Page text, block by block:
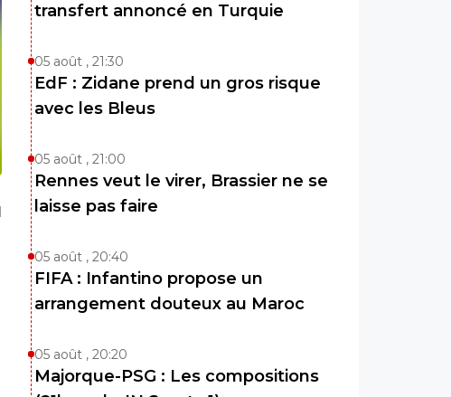
transfert annoncé en Turquie
05 août , 21:30
EdF : Zidane prend un gros risque
avec les Bleus
05 août , 21:00
Rennes veut le virer, Brassier ne se
laisse pas faire
05 août , 20:40
FIFA : Infantino propose un
arrangement douteux au Maroc
05 août , 20:20
Majorque-PSG : Les compositions